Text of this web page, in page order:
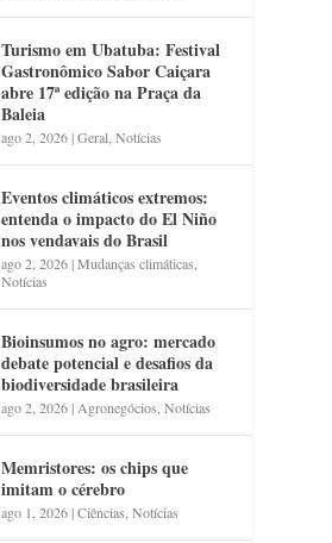
Turismo em Ubatuba: Festival
Gastronômico Sabor Caiçara
abre 17ª edição na Praça da
Baleia
ago 2, 2026|Geral ,Notícias
Eventos climáticos extremos:
entenda o impacto do El Niño
nos vendavais do Brasil
ago 2, 2026|Mudanças climáticas
Notícias
Bioinsumos no agro: mercado
debate potencial e desafios da
biodiversidade brasileira
ago 2, 2026| Agronegócios ,Notícias
Memristores: os chips que
imitam o cérebro
ago 1, 2026|Ciências ,Notícias